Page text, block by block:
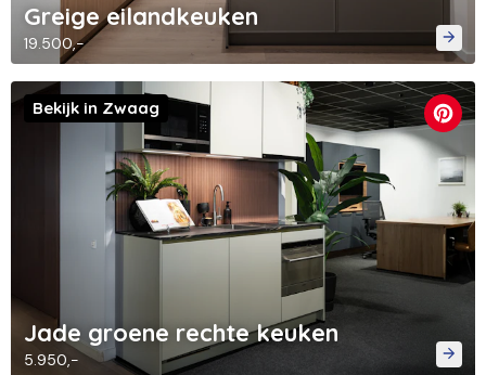
Greige eilandkeuken
19.500,-
Jade groene rechte keuken
5.950,-
Bekijk in Zwaag